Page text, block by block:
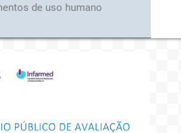
de uso humano